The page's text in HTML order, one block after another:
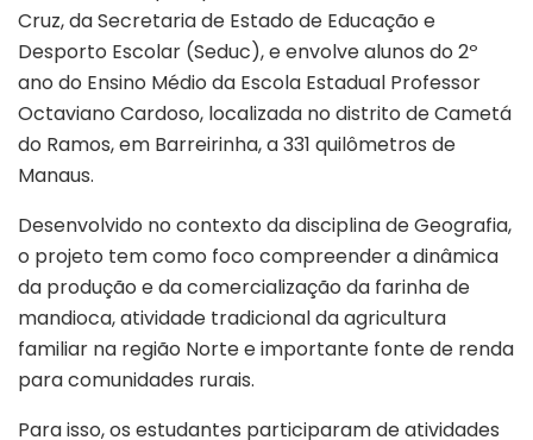
Cruz, da Secretaria de Estado de Educação e
Desporto Escolar (Seduc), e envolve alunos do 2º
ano do Ensino Médio da Escola Estadual Professor
Octaviano Cardoso, localizada no distrito de Cametá
do Ramos, em Barreirinha, a 331 quilômetros de
Manaus.
Desenvolvido no contexto da disciplina de Geografia,
o projeto tem como foco compreender a dinâmica
da produção e da comercialização da farinha de
mandioca, atividade tradicional da agricultura
familiar na região Norte e importante fonte de renda
para comunidades rurais.
Para isso, os estudantes participaram de atividades